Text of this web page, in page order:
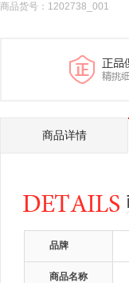
商品货号：1202738_001
商品详情
品牌
商品名称